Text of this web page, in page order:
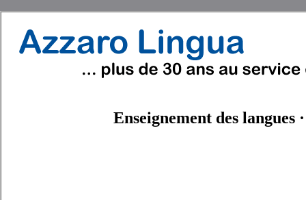
Enseignement des